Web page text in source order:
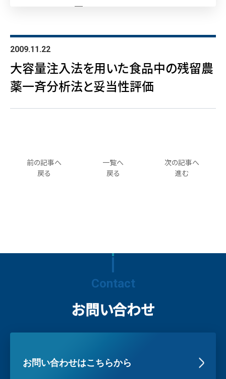
2009.11.22
大容量注入法を用いた食品中の残留農
薬一斉分析法と妥当性評価
一覧へ
戻る
前の記事へ
戻る
次の記事へ
進む
Contact
お問い合わせ
お問い合わせはこちらから